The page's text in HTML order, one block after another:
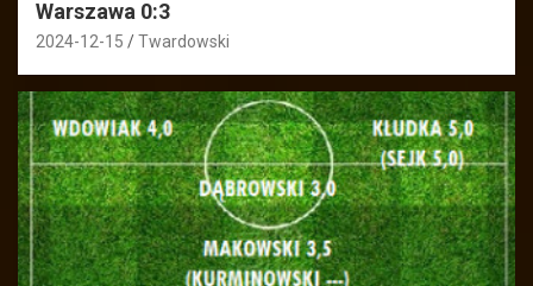
Warszawa 0:3
2024-12-15 Twardowski